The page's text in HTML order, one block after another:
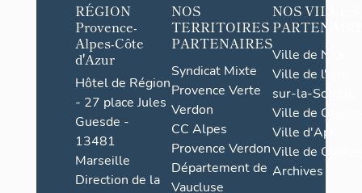
RÉGION
Provence-
Alpes-Côte
d'Azur
Hôtel de Région
- 27 place Jules
Guesde -
13481
Marseille
Direction de la
NOS
TERRITOIRES
PARTENAIRES
Syndicat Mixte
Provence Verte
Verdon
CC Alpes
Provence Verdon
Département de
Vaucluse
NOS VILLES
Ville de Nice
Ville de l'Isle-
sur-la-Sorgue
Ville de Grasse
Ville d'Apt
Ville de
Archives